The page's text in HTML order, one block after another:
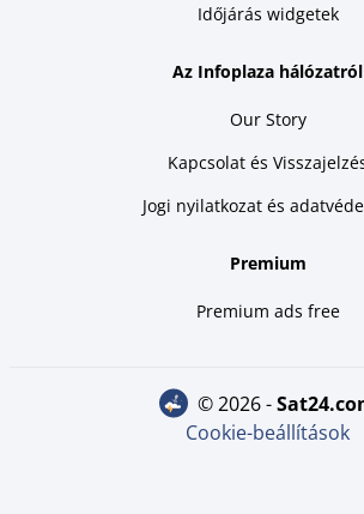
Időjárás widgetek
Az Infoplaza hálózatról
Our Story
Kapcsolat és
Jogi nyilatkozat és
Premium
Premium ads free
© 2026 -
Cookie-beállítások